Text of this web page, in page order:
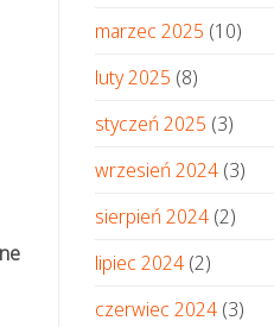
marzec 2025 (10)
luty 2025 (8)
styczeń 2025 (3)
wrzesień 2024 (3)
sierpień 2024 (2)
lipiec 2024 (2)
czerwiec 2024 (3)